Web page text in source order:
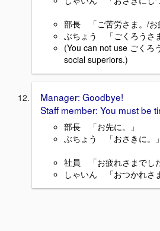
部長 「ご苦労さま。/お
ぶちょう 「ごくろうさ
(You can not use ごくろ
social superiors.)
Manager: Goodbye!
Staff member: You must be
部長 「お先に。」
ぶちょう 「おさきに。」
社員 「お疲れさまでし
しゃいん 「おつかれさ